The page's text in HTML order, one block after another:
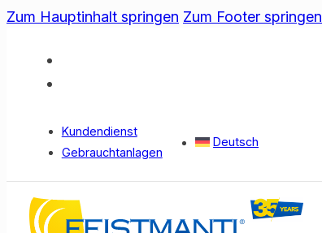
Zum Hauptinhalt springen Zum Footer springen
Kundendienst
Gebrauchtanlagen
Deutsch